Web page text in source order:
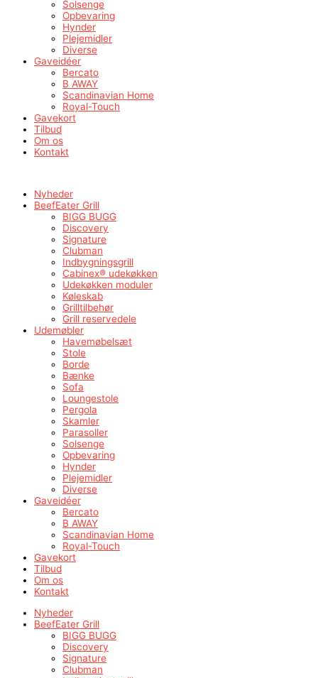
Solsenge
Opbevaring
Hynder
Plejemidler
Diverse
Gaveidéer
Bercato
B AWAY
Scandinavian Home
Royal-Touch
Gavekort
Tilbud
Om os
Kontakt
Nyheder
BeefEater Grill
BIGG BUGG
Discovery
Signature
Clubman
Indbygningsgrill
Cabinex® udekøkken
Udekøkken moduler
Køleskab
Grilltilbehør
Grill reservedele
Udemøbler
Havemøbelsæt
Stole
Borde
Bænke
Sofa
Loungestole
Pergola
Skamler
Parasoller
Solsenge
Opbevaring
Hynder
Plejemidler
Diverse
Gaveidéer
Bercato
B AWAY
Scandinavian Home
Royal-Touch
Gavekort
Tilbud
Om os
Kontakt
Nyheder
BeefEater Grill
BIGG BUGG
Discovery
Signature
Clubman